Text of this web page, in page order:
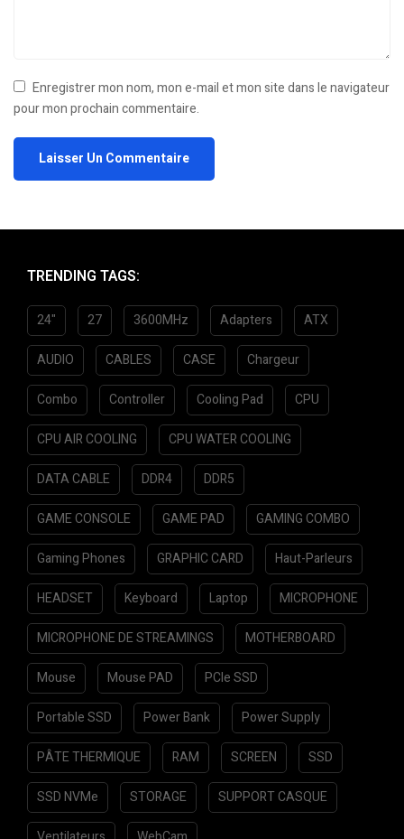
Enregistrer mon nom, mon e-mail et mon site dans le navigateur
pour mon prochain commentaire.
TRENDING TAGS:
24" 27 3600MHz Adapters ATX
AUDIO CABLES CASE Chargeur
Combo Controller Cooling Pad CPU
CPU AIR COOLING CPU WATER COOLING
DATA CABLE DDR4 DDR5
GAME CONSOLE GAME PAD GAMING COMBO
Gaming Phones GRAPHIC CARD Haut-Parleurs
HEADSET Keyboard Laptop MICROPHONE
MICROPHONE DE STREAMINGS MOTHERBOARD
Mouse Mouse PAD PCIe SSD
Portable SSD Power Bank Power Supply
PÂTE THERMIQUE RAM SCREEN SSD
SSD NVMe STORAGE SUPPORT CASQUE